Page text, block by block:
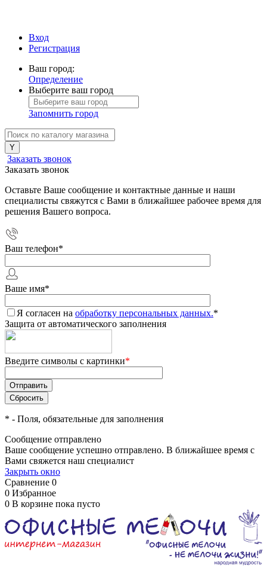
Вход
Регистрация
Ваш город:
Определение
Выберите ваш город
Запомнить город
Заказать звонок
Заказать звонок
Оставьте Ваше сообщение и контактные данные и наши
специалисты свяжутся с Вами в ближайшее рабочее время для
решения Вашего вопроса.
Ваш телефон*
Ваше имя*
Я согласен на обработку персональных данных.*
Защита от автоматического заполнения
Введите символы с картинки*
* - Поля, обязательные для заполнения
Сообщение отправлено
Ваше сообщение успешно отправлено. В ближайшее время с
Вами свяжется наш специалист
Закрыть окно
Сравнение 0
0 Избранное
0 В корзине пока пусто